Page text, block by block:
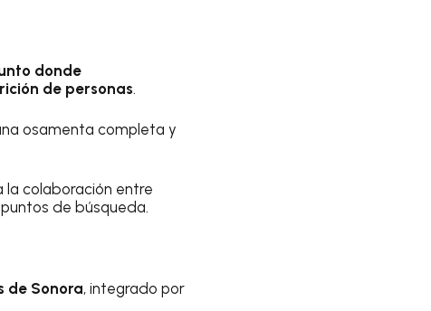
donde
de personas.
osamenta completa y
la colaboración entre
de búsqueda.
de Sonora, integrado por